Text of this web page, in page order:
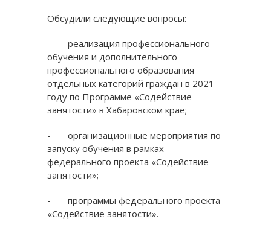
Обсудили следующие вопросы:
- реализация профессионального
обучения и дополнительного
профессионального образования
отдельных категорий граждан в 2021
году по Программе «Содействие
занятости» в Хабаровском крае;
- организационные мероприятия по
запуску обучения в рамках
федерального проекта «Содействие
занятости»;
- программы федерального проекта
«Содействие занятости».